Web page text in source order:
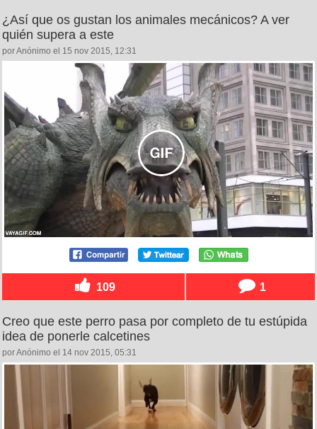
¿Así que os gustan los animales mecánicos? A ver
quién supera a este
por Anónimo el 15 nov 2015, 12:31
109 1
Creo que este perro pasa por completo de tu estúpida
idea de ponerle calcetines
por Anónimo el 14 nov 2015, 05:31